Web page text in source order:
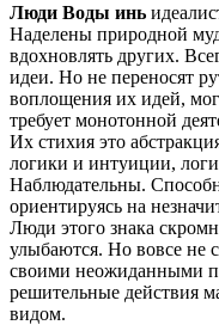
Люди Воды инь
Наделены природной
вдохновлять других.
идеи. Но не переносят
воплощения их идей,
требует монотонной
Их стихия это
логики и интуиции,
Наблюдательны.
ориентируясь на
Люди этого знака
улыбаются. Но вовсе не
своими неожиданными
решительные действия
видом.